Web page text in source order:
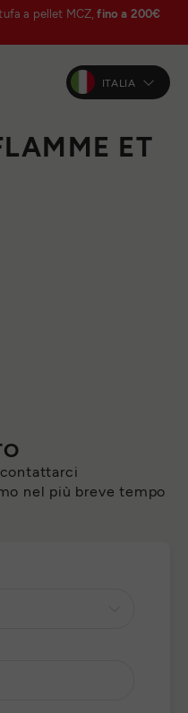
a pellet MCZ, fino a 200€
ITALIA
ET
nel più breve tempo